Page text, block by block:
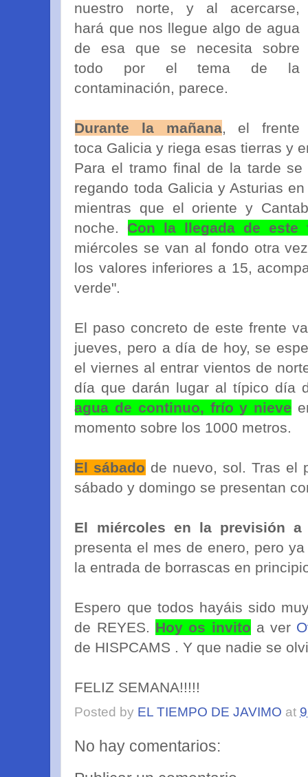
nuestro norte, y al acercarse,
hará que nos llegue algo de agua
de esa que se necesita sobre
todo por el tema de la
contaminación, parece.
Durante la mañana, el frente
toca Galicia y riega esas tierras y
Para el tramo final de la tarde
regando toda Galicia y Asturias
mientras que el oriente y
noche. Con la llegada de este
miércoles se van al fondo otra
los valores inferiores a 15,
verde".
El paso concreto de este frente
jueves, pero a día de hoy, se
el viernes al entrar vientos de
día que darán lugar al típico día
agua de continuo, frío y nieve
momento sobre los 1000 metros.
El sábado de nuevo, sol. Tras el
sábado y domingo se presentan
El miércoles en la previsión a
presenta el mes de enero, pero
la entrada de borrascas en
Espero que todos hayáis sido
de REYES. Hoy os invito a ver
de HISPCAMS . Y que nadie se
FELIZ SEMANA!!!!!
Posted by EL TIEMPO DE JAVIMO at
No hay comentarios: